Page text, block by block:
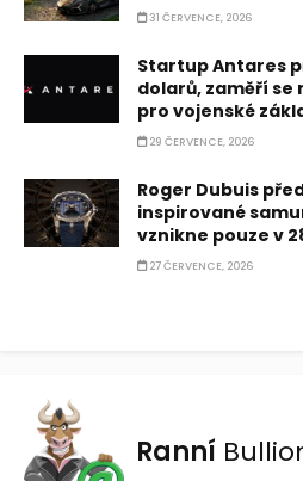
31 ČERVENCE, 2026
Startup Antares
dolarů, zaměří
pro vojenské
29 ČERVENCE, 2026
Roger Dubuis
inspirované
vznikne pouze v
27 ČERVENCE, 2026
Ranní